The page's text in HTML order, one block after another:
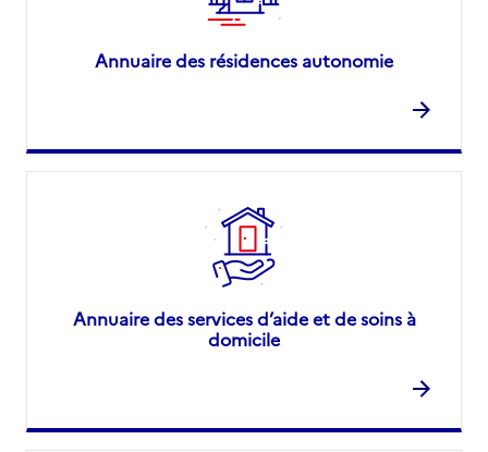
Annuaire des résidences autonomie
Annuaire des services d’aide et de soins à
domicile